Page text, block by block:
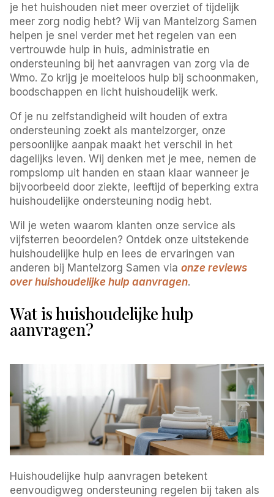
je het huishouden niet meer overziet of tijdelijk
meer zorg nodig hebt? Wij van Mantelzorg Samen
helpen je snel verder met het regelen van een
vertrouwde hulp in huis, administratie en
ondersteuning bij het aanvragen van zorg via de
Wmo. Zo krijg je moeiteloos hulp bij schoonmaken,
boodschappen en licht huishoudelijk werk.
Of je nu zelfstandigheid wilt houden of extra
ondersteuning zoekt als mantelzorger, onze
persoonlijke aanpak maakt het verschil in het
dagelijks leven. Wij denken met je mee, nemen de
rompslomp uit handen en staan klaar wanneer je
bijvoorbeeld door ziekte, leeftijd of beperking extra
huishoudelijke ondersteuning nodig hebt.
Wil je weten waarom klanten onze service als
vijfsterren beoordelen? Ontdek onze uitstekende
huishoudelijke hulp en lees de ervaringen van
anderen bij Mantelzorg Samen viaonze reviews
over huishoudelijke hulp aanvragen.
Wat is huishoudelijke hulp
aanvragen?
Huishoudelijke hulp aanvragen betekent
eenvoudigweg ondersteuning regelen bij taken als